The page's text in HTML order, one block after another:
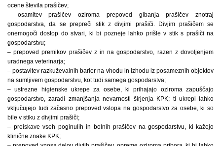
ocene števila prašičev;
– osamitev prašičev oziroma prepoved gibanja prašičev znotraj
gospodarstva, da se prepreči stik z divjimi prašiči. Divjim prašičem se
onemogoči dostop do stvari, ki bi pozneje lahko prišle v stik s prašiči na
gospodarstvu;
– prepoved premikov prašičev z in na gospodarstvo, razen z dovoljenjem
uradnega veterinarja;
– postavitev razkuževalnih barier na vhodu in izhodu iz posameznih objektov
na sumljivem gospodarstvu, kot tudi samega gospodarstva;
– ustrezne higienske ukrepe za osebe, ki prihajajo oziroma zapuščajo
gospodarstvo, zaradi zmanjšanja nevarnosti širjenja KPK; ti ukrepi lahko
vključujejo tudi začasno prepoved vstopa na gospodarstvo za osebe, ki so
bile v stiku z divjimi prašiči;
– preiskave vseh poginulih in bolnih prašičev na gospodarstvu, ki kažejo
klinične znake KPK;